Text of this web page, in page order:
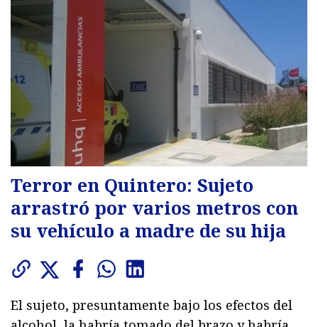
Terror en Quintero: Sujeto
arrastró por varios metros con
su vehículo a madre de su hija
El sujeto, presuntamente bajo los efectos del